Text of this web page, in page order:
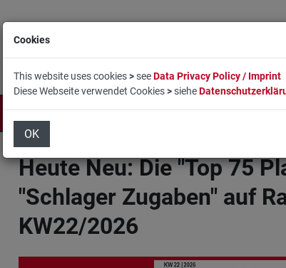
REISEN LIFESTYLE UNTERNEHMEN
Heute Neu: Die "Top 75
"Schlager Zugaben" auf
KW22/2026
Cookies
This website uses cookies>seeData Privacy Policy / Imprint
Diese Webseite verwendet Cookies>siehe
OK